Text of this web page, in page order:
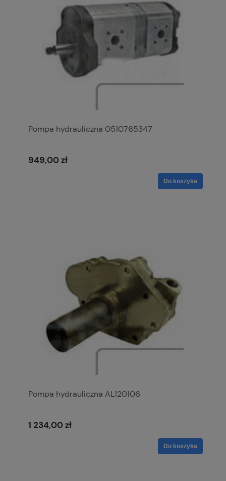
Pompa hydrauliczna 0510765347
949,00 zł
Do koszyka
Pompa hydrauliczna AL120106
1 234,00 zł
Do koszyka